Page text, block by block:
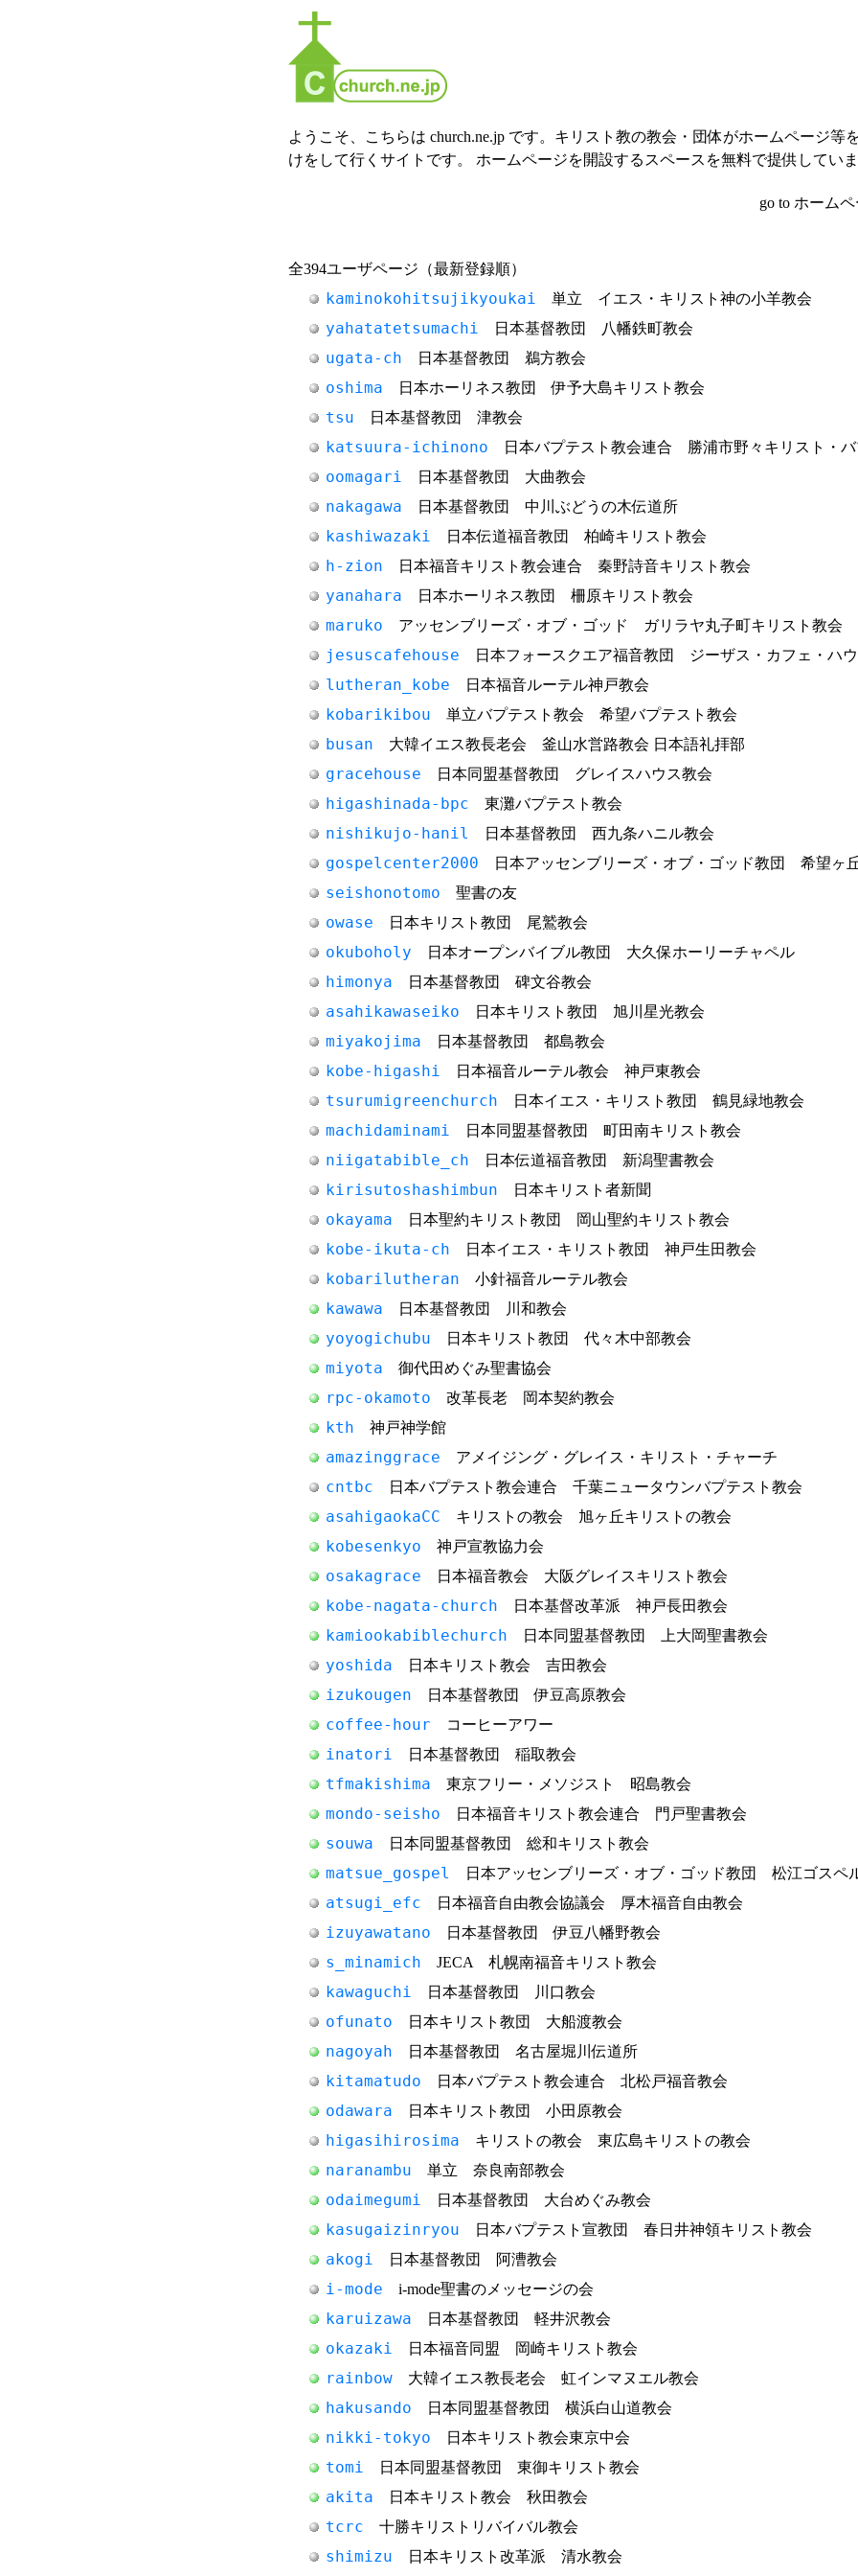
ようこそ、こちらは church.ne.jp です。キリスト教の教会・団体がホームページ等
けをして行くサイトです。 ホームページを開設するスペースを無料で提供していま
go to ホームペ
全394ユーザページ（最新登録順）
kaminokohitsujikyoukai 単立 イエス・キリスト神の小羊教会
yahatatetsumachi 日本基督教団 八幡鉄町教会
ugata-ch 日本基督教団 鵜方教会
oshima 日本ホーリネス教団 伊予大島キリスト教会
tsu 日本基督教団 津教会
katsuura-ichinono 日本バプテスト教会連合 勝浦市野々キリスト・バ
oomagari 日本基督教団 大曲教会
nakagawa 日本基督教団 中川ぶどうの木伝道所
kashiwazaki 日本伝道福音教団 柏崎キリスト教会
h-zion 日本福音キリスト教会連合 秦野詩音キリスト教会
yanahara 日本ホーリネス教団 柵原キリスト教会
maruko アッセンブリーズ・オブ・ゴッド ガリラヤ丸子町キリスト教会
jesuscafehouse 日本フォースクエア福音教団 ジーザス・カフェ・ハ
lutheran_kobe 日本福音ルーテル神戸教会
kobarikibou 単立バプテスト教会 希望バプテスト教会
busan 大韓イエス教長老会 釜山水営路教会 日本語礼拝部
gracehouse 日本同盟基督教団 グレイスハウス教会
higashinada-bpc 東灘バプテスト教会
nishikujo-hanil 日本基督教団 西九条ハニル教会
gospelcenter2000 日本アッセンブリーズ・オブ・ゴッド教団 希望ヶ
seishonotomo 聖書の友
owase 日本キリスト教団 尾鷲教会
okuboholy 日本オープンバイブル教団 大久保ホーリーチャペル
himonya 日本基督教団 碑文谷教会
asahikawaseiko 日本キリスト教団 旭川星光教会
miyakojima 日本基督教団 都島教会
kobe-higashi 日本福音ルーテル教会 神戸東教会
tsurumigreenchurch 日本イエス・キリスト教団 鶴見緑地教会
machidaminami 日本同盟基督教団 町田南キリスト教会
niigatabible_ch 日本伝道福音教団 新潟聖書教会
kirisutoshashimbun 日本キリスト者新聞
okayama 日本聖約キリスト教団 岡山聖約キリスト教会
kobe-ikuta-ch 日本イエス・キリスト教団 神戸生田教会
kobarilutheran 小針福音ルーテル教会
kawawa 日本基督教団 川和教会
yoyogichubu 日本キリスト教団 代々木中部教会
miyota 御代田めぐみ聖書協会
rpc-okamoto 改革長老 岡本契約教会
kth 神戸神学館
amazinggrace アメイジング・グレイス・キリスト・チャーチ
cntbc 日本バプテスト教会連合 千葉ニュータウンバプテスト教会
asahigaokaCC キリストの教会 旭ヶ丘キリストの教会
kobesenkyo 神戸宣教協力会
osakagrace 日本福音教会 大阪グレイスキリスト教会
kobe-nagata-church 日本基督改革派 神戸長田教会
kamiookabiblechurch 日本同盟基督教団 上大岡聖書教会
yoshida 日本キリスト教会 吉田教会
izukougen 日本基督教団 伊豆高原教会
coffee-hour コーヒーアワー
inatori 日本基督教団 稲取教会
tfmakishima 東京フリー・メソジスト 昭島教会
mondo-seisho 日本福音キリスト教会連合 門戸聖書教会
souwa 日本同盟基督教団 総和キリスト教会
matsue_gospel 日本アッセンブリーズ・オブ・ゴッド教団 松江ゴスペ
atsugi_efc 日本福音自由教会協議会 厚木福音自由教会
izuyawatano 日本基督教団 伊豆八幡野教会
s_minamich JECA 札幌南福音キリスト教会
kawaguchi 日本基督教団 川口教会
ofunato 日本キリスト教団 大船渡教会
nagoyah 日本基督教団 名古屋堀川伝道所
kitamatudo 日本バプテスト教会連合 北松戸福音教会
odawara 日本キリスト教団 小田原教会
higasihirosima キリストの教会 東広島キリストの教会
naranambu 単立 奈良南部教会
odaimegumi 日本基督教団 大台めぐみ教会
kasugaizinryou 日本バプテスト宣教団 春日井神領キリスト教会
akogi 日本基督教団 阿漕教会
i-mode i-mode聖書のメッセージの会
karuizawa 日本基督教団 軽井沢教会
okazaki 日本福音同盟 岡崎キリスト教会
rainbow大韓イエス教長老会 虹インマヌエル教会
hakusando 日本同盟基督教団 横浜白山道教会
nikki-tokyo 日本キリスト教会東京中会
tomi 日本同盟基督教団 東御キリスト教会
akita 日本キリスト教会 秋田教会
tcrc 十勝キリストリバイバル教会
shimizu 日本キリスト改革派 清水教会